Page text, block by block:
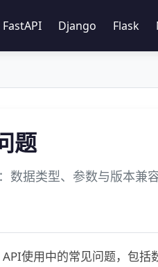
FastAPI Django Flask
题
数据类型、参数与版本兼
使用中的常见问题，包